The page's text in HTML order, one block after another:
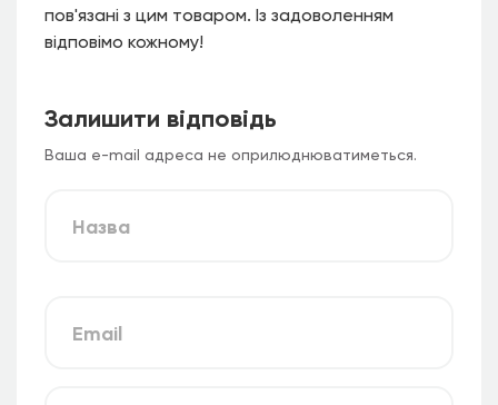
пов'язані з цим товаром. Із задоволенням
відповімо кожному!
Залишити відповідь
Ваша e-mail адреса не оприлюднюватиметься.